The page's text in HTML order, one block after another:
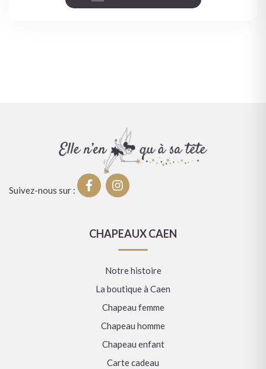
Suivez-nous sur :
CHAPEAUX CAEN
Notre histoire
La boutique à Caen
Chapeau femme
Chapeau homme
Chapeau enfant
Carte cadeau